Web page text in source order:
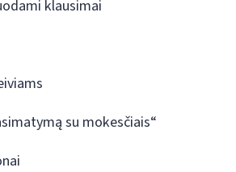
klausimai
su mokesčiais“